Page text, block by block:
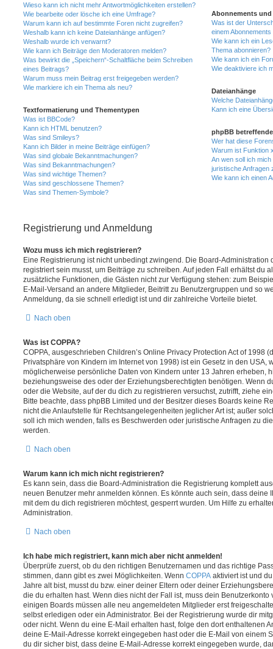
Wieso kann ich nicht mehr Antwortmöglichkeiten erstellen?
Wie bearbeite oder lösche ich eine Umfrage?
Warum kann ich auf bestimmte Foren nicht zugreifen?
Weshalb kann ich keine Dateianhänge anfügen?
Weshalb wurde ich verwarnt?
Wie kann ich Beiträge den Moderatoren melden?
Was bewirkt die „Speichern“-Schaltfläche beim Schreiben
eines Beitrags?
Warum muss mein Beitrag erst freigegeben werden?
Wie markiere ich ein Thema als neu?
Textformatierung und Thementypen
Was ist BBCode?
Kann ich HTML benutzen?
Was sind Smileys?
Kann ich Bilder in meine Beiträge einfügen?
Was sind globale Bekanntmachungen?
Was sind Bekanntmachungen?
Was sind wichtige Themen?
Was sind geschlossene Themen?
Was sind Themen-Symbole?
Abonnements und
Was ist der
einem
Wie kann ich ein
Thema abonnieren?
Wie kann ich ein
Wie deaktiviere ich
Dateianhänge
Welche
Kann ich eine
phpBB
Wer hat diese
Warum ist Funktion
An wen soll ich
juristische Anfragen
Wie kann ich einen
Registrierung und Anmeldung
Wozu muss ich mich registrieren?
Eine Registrierung ist nicht unbedingt zwingend. Die Board-Administration
registriert sein musst, um Beiträge zu schreiben. Auf jeden Fall erhältst du
zusätzliche Funktionen, die Gästen nicht zur Verfügung stehen: zum
E-Mail-Versand an andere Mitglieder, Beitritt zu Benutzergruppen und so
Anmeldung, da sie schnell erledigt ist und dir zahlreiche Vorteile bietet.
Nach oben
Was ist COPPA?
COPPA, ausgeschrieben Children’s Online Privacy Protection Act of 1998
Privatsphäre von Kindern im Internet von 1998) ist ein Gesetz in den USA,
möglicherweise persönliche Daten von Kindern unter 13 Jahren erheben,
beziehungsweise des oder der Erziehungsberechtigten benötigen. Wenn
oder die Website, auf der du dich zu registrieren versuchst, zutrifft, ziehe
Bitte beachte, dass phpBB Limited und der Besitzer dieses Boards keine
nicht die Anlaufstelle für Rechtsangelegenheiten jeglicher Art ist; außer
soll ich mich wenden, falls es Beschwerden oder juristische Anfragen zu
werden.
Nach oben
Warum kann ich mich nicht registrieren?
Es kann sein, dass die Board-Administration die Registrierung komplett
neuen Benutzer mehr anmelden können. Es könnte auch sein, dass deine
mit dem du dich registrieren möchtest, gesperrt wurden. Um Hilfe zu
Administration.
Nach oben
Ich habe mich registriert, kann mich aber nicht anmelden!
Überprüfe zuerst, ob du den richtigen Benutzernamen und das richtige
stimmen, dann gibt es zwei Möglichkeiten. Wenn COPPA aktiviert ist und
Jahre alt bist, musst du bzw. einer deiner Eltern oder deiner
die du erhalten hast. Wenn dies nicht der Fall ist, muss dein
einigen Boards müssen alle neu angemeldeten Mitglieder erst
selbst erledigen oder ein Administrator. Bei der Registrierung wurde dir
oder nicht. Wenn du eine E-Mail erhalten hast, folge den dort enthaltenen
deine E-Mail-Adresse korrekt eingegeben hast oder die E-Mail von einem
du dir sicher bist, dass deine E-Mail-Adresse korrekt eingegeben wurde,